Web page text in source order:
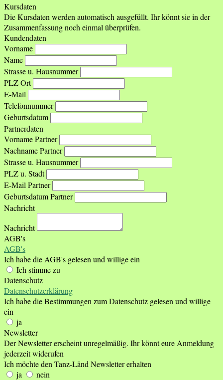
Kursdaten
Die Kursdaten werden automatisch ausgefüllt. Ihr könnt sie in der
Zusammenfassung noch einmal überprüfen.
Kundendaten
Vorname
Name
Strasse u. Hausnummer
PLZ Ort
E-Mail
Telefonnummer
Geburtsdatum
Partnerdaten
Vorname Partner
Nachname Partner
Strasse u. Hausnummer
PLZ u. Stadt
E-Mail Partner
Geburtsdatum Partner
Nachricht
Nachricht
AGB's
AGB's
Ich habe die AGB's gelesen und willige ein
Ich stimme zu
Datenschutz
Datenschutzerklärung
Ich habe die Bestimmungen zum Datenschutz gelesen und willige
ein
ja
Newsletter
Der Newsletter erscheint unregelmäßig. Ihr könnt eure Anmeldung
jederzeit widerufen
Ich möchte den Tanz-Länd Newsletter erhalten
ja
nein